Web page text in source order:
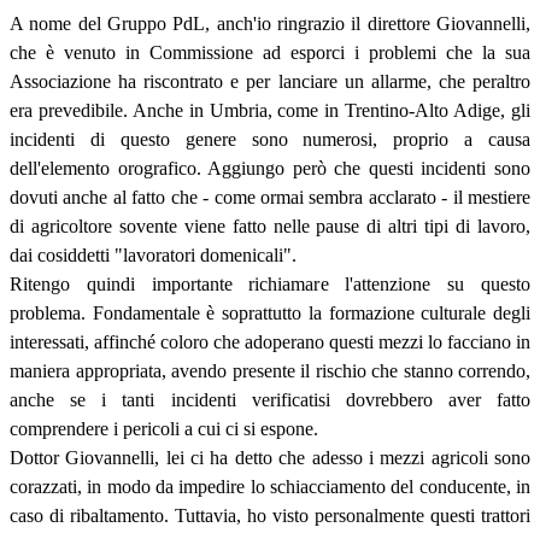
A nome del Gruppo PdL, anch'io ringrazio il direttore Giovannelli,
che è venuto in Commissione ad esporci i problemi che la sua
Associazione ha riscontrato e per lanciare un allarme, che peraltro
era prevedibile. Anche in Umbria, come in Trentino-Alto Adige, gli
incidenti di questo genere sono numerosi, proprio a causa
dell'elemento orografico. Aggiungo però che questi incidenti sono
dovuti anche al fatto che - come ormai sembra acclarato - il mestiere
di agricoltore sovente viene fatto nelle pause di altri tipi di lavoro,
dai cosiddetti "lavoratori domenicali".
Ritengo quindi importante richiamare l'attenzione su questo
problema. Fondamentale è soprattutto la formazione culturale degli
interessati, affinché coloro che adoperano questi mezzi lo facciano in
maniera appropriata, avendo presente il rischio che stanno correndo,
anche se i tanti incidenti verificatisi dovrebbero aver fatto
comprendere i pericoli a cui ci si espone.
Dottor Giovannelli, lei ci ha detto che adesso i mezzi agricoli sono
corazzati, in modo da impedire lo schiacciamento del conducente, in
caso di ribaltamento. Tuttavia, ho visto personalmente questi trattori